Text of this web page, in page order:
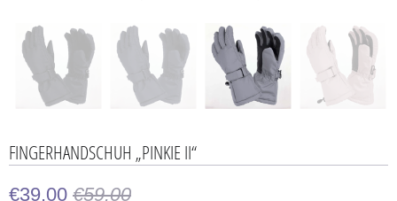
FINGERHANDSCHUH „PINKIE II“
€39.00 €59.00